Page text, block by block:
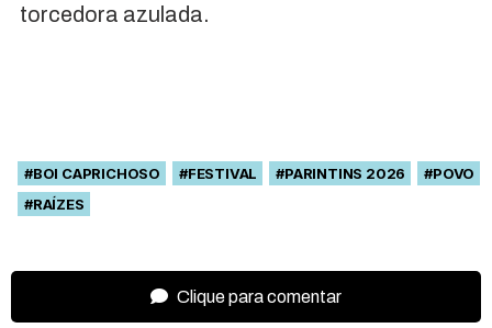
torcedora azulada.
#BOI CAPRICHOSO #FESTIVAL #PARINTINS 2026
#POVO
#RAÍZES
Clique para comentar